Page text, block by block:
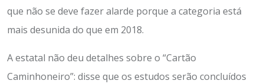
que não se deve fazer alarde porque a categoria está
mais desunida do que em 2018.
A estatal não deu detalhes sobre o “Cartão
Caminhoneiro”: disse que os estudos serão concluídos